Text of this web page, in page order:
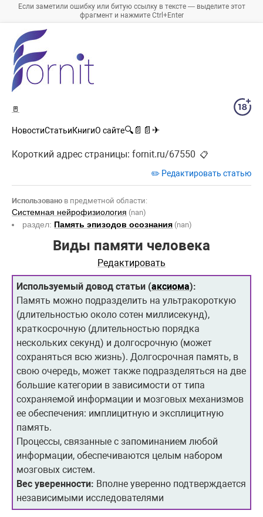
Если заметили ошибку или битую ссылку в тексте — выделите этот
фрагмент и нажмите Ctrl+Enter
🚪
НовостиСтатьиКнигиО сайте🔍 📄 📄 ✈
Короткий адрес страницы: fornit.ru/67550 📋
✏️ Редактировать статью
Использовано в предметной области:
Системная нейрофизиология (nan)
раздел: Память эпизодов осознания (nan)
Виды памяти человека
Редактировать
Используемый довод статьи (аксиома):
Память можно подразделить на ультракороткую
(длительностью около сотен миллисекунд),
краткосрочную (длительностью порядка
нескольких секунд) и долгосрочную (может
сохраняться всю жизнь). Долгосрочная память, в
свою очередь, может также подразделяться на две
большие категории в зависимости от типа
сохраняемой информации и мозговых механизмов
ее обеспечения: имплицитную и эксплицитную
память.
Процессы, связанные с запоминанием любой
информации, обеспечиваются целым набором
мозговых систем.
Вес уверенности: Вполне уверенно подтверждается
независимыми исследователями